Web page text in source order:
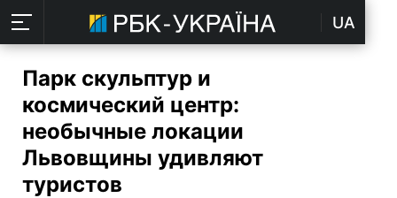
UA
Парк скульптур и
космический центр:
необычные локации
Львовщины удивляют
туристов